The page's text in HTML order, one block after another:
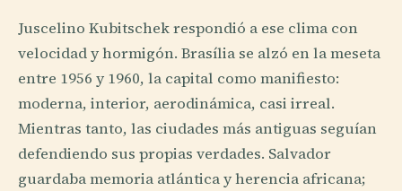
Juscelino Kubitschek respondió a ese clima con
velocidad y hormigón. Brasília se alzó en la meseta
entre 1956 y 1960, la capital como manifiesto:
moderna, interior, aerodinámica, casi irreal.
Mientras tanto, las ciudades más antiguas seguían
defendiendo sus propias verdades. Salvador
guardaba memoria atlántica y herencia africana;